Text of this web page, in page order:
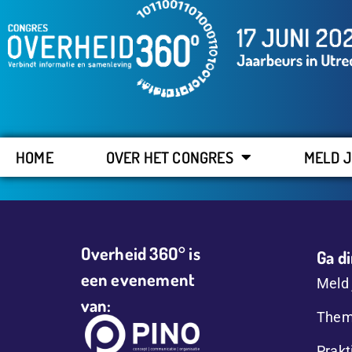
HOME OVER HET CONGRES MELD
Overheid 36O° is
een evenement
van:
Ga
Meld